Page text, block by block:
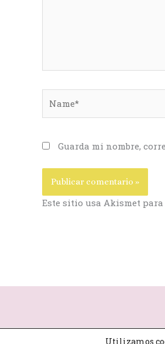
Guarda mi nombre,
Este sitio usa Akismet
Utilizamos